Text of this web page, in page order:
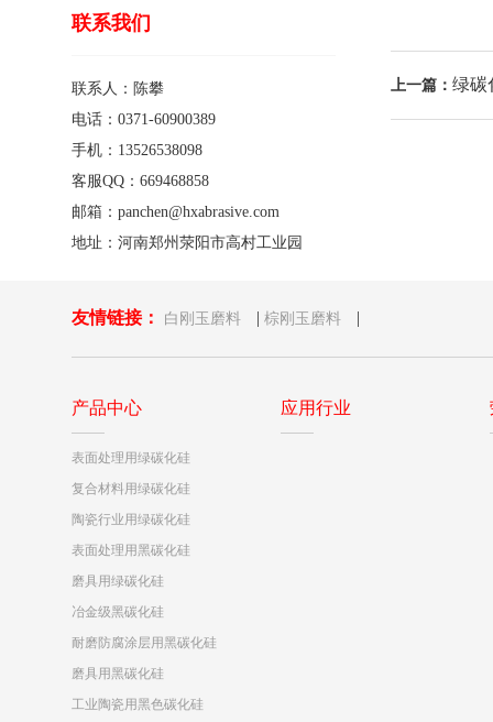
联系我们
联系人：陈攀
电话：0371-60900389
手机：13526538098
客服QQ：669468858
邮箱：panchen@hxabrasive.com
地址：河南郑州荥阳市高村工业园
上一篇： 绿碳
友情链接： 白刚玉磨料 | 棕刚玉磨料 |
产品中心
表面处理用绿碳化硅
复合材料用绿碳化硅
陶瓷行业用绿碳化硅
表面处理用黑碳化硅
磨具用绿碳化硅
冶金级黑碳化硅
耐磨防腐涂层用黑碳化硅
磨具用黑碳化硅
工业陶瓷用黑色碳化硅
应用行业